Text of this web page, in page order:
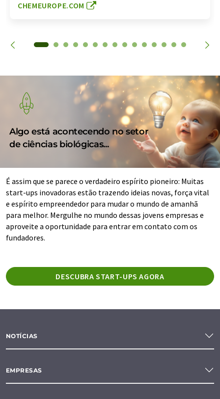
CHEMEUROPE.COM
Algo está acontecendo no setor
de ciências biológicas...
É assim que se parece o verdadeiro espírito pioneiro: Muitas
start-ups inovadoras estão trazendo ideias novas, força vital
e espírito empreendedor para mudar o mundo de amanhã
para melhor. Mergulhe no mundo dessas jovens empresas e
aproveite a oportunidade para entrar em contato com os
fundadores.
DESCUBRA START-UPS AGORA
NOTÍCIAS
EMPRESAS